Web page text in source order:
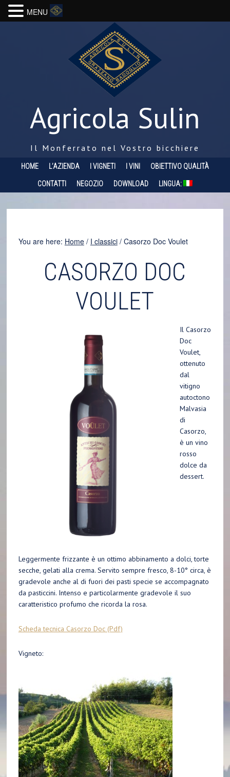
Agricola Sulin
Il Monferrato nel Vostro bicchiere
HOME L’AZIENDA I VIGNETI I VINI OBIETTIVO QUALITÀ
CONTATTI NEGOZIO DOWNLOAD LINGUA:
You are here: Home / I classici /Casorzo Doc Voulet
CASORZO DOC
VOULET
Il Casorzo
Doc
Voulet,
ottenuto
dal
vitigno
autoctono
Malvasia
di
Casorzo,
è un vino
rosso
dolce da
dessert.
Leggermente frizzante è un ottimo abbinamento a dolci, torte
secche, gelati alla crema. Servito sempre fresco, 8-10° circa, è
gradevole anche al di fuori dei pasti specie se accompagnato
da pasticcini. Intenso e particolarmente gradevole il suo
caratteristico profumo che ricorda la rosa.
Scheda tecnica Casorzo Doc (Pdf)
Vigneto:
MENU